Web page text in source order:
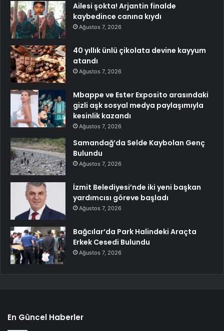
Ailesi şokta! Arjantin finalde
kaybedince canına kıydı
Ağustos 7, 2026
40 yıllık ünlü çikolata devine kayyum
atandı
Ağustos 7, 2026
Mbappe ve Ester Exposito arasındaki
gizli aşk sosyal medya paylaşımıyla
kesinlik kazandı
Ağustos 7, 2026
Samandağ’da Selde Kaybolan Genç
Bulundu
Ağustos 7, 2026
İzmit Belediyesi’nde iki yeni başkan
yardımcısı göreve başladı
Ağustos 7, 2026
Bağcılar’da Park Halindeki Araçta
Erkek Cesedi Bulundu
Ağustos 7, 2026
En Güncel Haberler